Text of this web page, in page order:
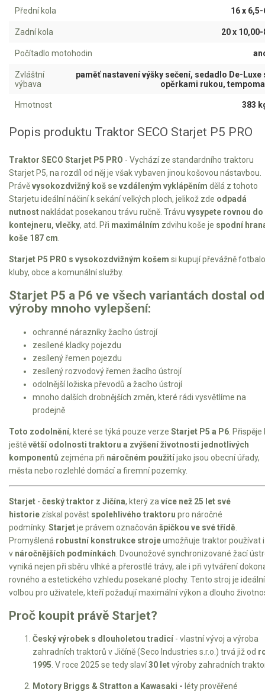
VARI malotraktory
VARI multifunkční nosiče
Vertikutátory
Vysavače a foukače
Elektrocentrály
Štěpkovače a drtiče
Elektrické skútry
Elektrické tříkolky
Elektrické tříkolky pro seniory
Elektrické tříkolky pracovní
Elektrické čtyřkolky
Náhradní díly
Náhradní díly pro motorové pily
Zahradní traktory
Řetězové pily
Náhradní díly pro křovinořezy
Přední kola 16 x 6,5-
Zadní kola 20 x 10,00-
Počítadlo motohodin
Zvláštní
výbava
paměť nastavení výšky sečení, sedadlo De-Luxe
opěrkami rukou,
Hmotnost 383
Popis produktu Traktor SECO Starjet P5 PRO
Traktor SECO Starjet P5 PRO - Vychází ze standardního traktoru
Starjet P5, na rozdíl od něj je však vybaven jinou košovou nástavbou.
Právěvysokozdvižný koš se vzdáleným vyklápěním dělá z tohoto
Starjetu ideální náčiní k sekání velkých ploch, jelikož zde odpadá
nutnostnakládat posekanou trávu ručně. Trávu vysypete rovnou do
kontejneru, vlečky, atd. Při maximálním zdvihu koše je spodní
koše 187 cm
Starjet P5 PRO s vysokozdvižným košem si kupují převážně
kluby, obce a komunální služby.
Starjet P5 a P6 ve všech variantách dostal od
výroby mnoho vylepšení:
ochranné nárazníky žacího ústrojí
zesílené kladky pojezdu
zesílený řemen pojezdu
zesílený rozvodový řemen žacího ústrojí
odolnější ložiska převodů a žacího ústrojí
mnoho dalších drobnějších změn, které rádi vysvětlíme na
prodejně
Toto zodolnění, které se týká pouze verze Starjet P5 a P6 . Přispěje
ještěvětší odolnosti traktoru a zvýšení životnosti jednotlivých
komponentů zejména při náročném použitíjako jsou obecní úřady,
města nebo rozlehlé domácí a firemní pozemky.
Starjet - český traktor z Jičína, který za více než 25 let své
historie získal pověst spolehlivého traktoru pro náročné
podmínky. Starjetje právem označován špičkou ve své třídě
Promyšlená robustní konstrukce strojeumožňuje traktor používat i
v náročnějších podmínkách . Dvounožové synchronizované žací
vyniká nejen při sběru vlhké a přerostlé trávy, ale i při vytváření
rovného a estetického vzhledu posekané plochy. Tento stroj je ideální
volbou pro uživatele, kteří požadují maximální výkon a dlouho
Proč koupit právě Starjet?
Český výrobek s dlouholetou tradicí - vlastní vývoj a výroba
zahradních traktorů v Jičíně (Seco Industries s.r.o.) trvá již od
1995. V roce 2025 se tedy slaví30 letvýroby zahradních
Motory Briggs & Stratton a Kawasaki - léty prověřené